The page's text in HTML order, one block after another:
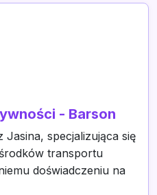
- Barson
specjalizująca się
transportu
doświadczeniu na